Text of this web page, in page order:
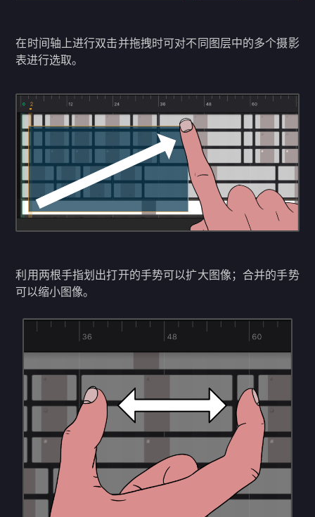
在时间轴上进行双击并拖拽时可对不同图层中的多个摄影
表进行选取。
利用两根手指划出打开的手势可以扩大图像；合并的手势
可以缩小图像。